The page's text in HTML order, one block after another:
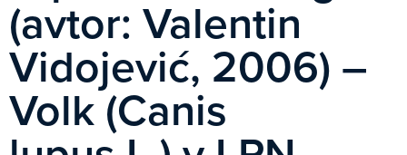
(avtor: Valentin
Vidojević, 2006) –
Volk (Canis